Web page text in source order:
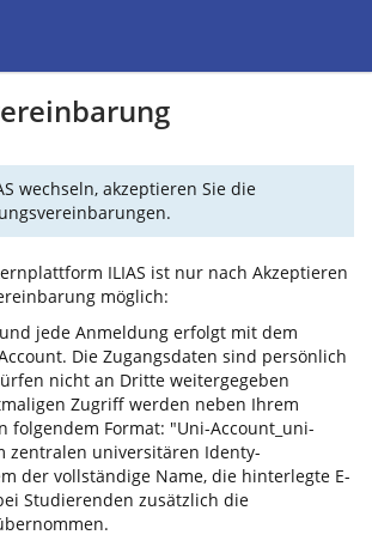
wechseln, akzeptieren Sie die
ILIAS ist nur nach Akzeptieren
möglich:
jede Anmeldung erfolgt mit dem
Die Zugangsdaten sind persönlich
nicht an Dritte weitergegeben
Zugriff werden neben Ihrem
folgendem Format: "Uni-Account_uni-
zentralen universitären Identy-
der vollständige Name, die hinterlegte E-
Studierenden zusätzlich die